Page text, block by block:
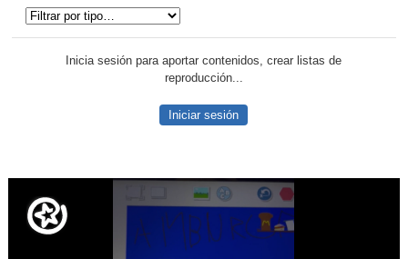
Inicia sesión para aportar contenidos, crear listas de
reproducción...
Iniciar sesión